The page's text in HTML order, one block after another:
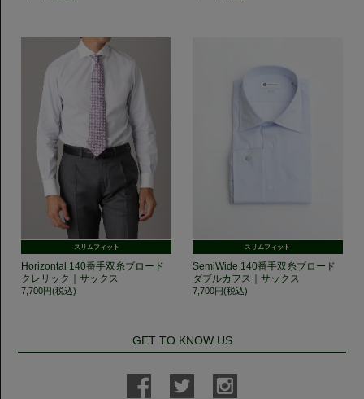
スリムフィット
Horizontal 140番手双糸ブロード
クレリック｜サックス
7,700円(税込)
スリムフィット
SemiWide 140番手双糸ブロード
ダブルカフス｜サックス
7,700円(税込)
GET TO KNOW US